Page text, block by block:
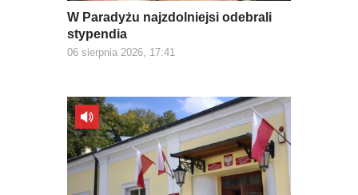
W Paradyżu najzdolniejsi odebrali
stypendia
06 sierpnia 2026, 17:41